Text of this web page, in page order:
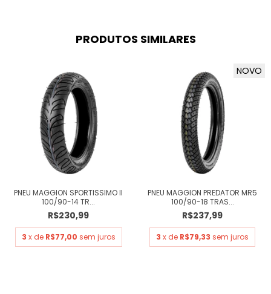
PRODUTOS SIMILARES
PNEU MAGGION SPORTISSIMO II
100/90-14 TR...
R$230,99
3 x de R$77,00 sem juros
NOVO
PNEU MAGGION PREDATOR MR5
100/90-18 TRAS...
R$237,99
3 x de R$79,33 sem juros